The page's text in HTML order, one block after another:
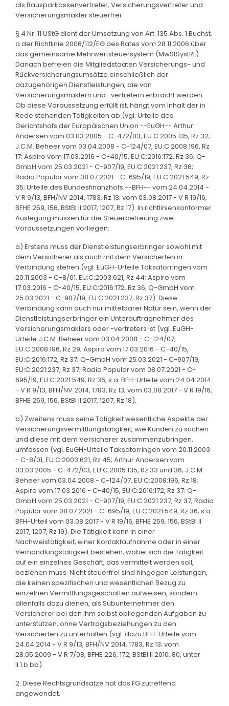
als Bausparkassenvertreter, Versicherungsvertreter und
Versicherungsmakler steuerfrei.
§ 4 Nr. 11 UStG dient der Umsetzung von Art. 135 Abs. 1 Buchst.
a der Richtlinie 2006/112/EG des Rates vom 28.11.2006 über
das gemeinsame Mehrwertsteuersystem (MwStSystRL).
Danach befreien die Mitgliedstaaten Versicherungs- und
Rückversicherungsumsätze einschließlich der
dazugehörigen Dienstleistungen, die von
Versicherungsmaklern und -vertretern erbracht werden.
Ob diese Voraussetzung erfüllt ist, hängt vom Inhalt der in
Rede stehenden Tätigkeiten ab (vgl. Urteile des
Gerichtshofs der Europäischen Union --EuGH-- Arthur
Andersen vom 03.03.2005 - C-472/03, EU:C:2005:135, Rz 32;
J.C.M. Beheer vom 03.04.2008 - C-124/07, EU:C:2008:196, Rz
17; Aspiro vom 17.03.2016 - C-40/15, EU:C:2016:172, Rz 36; Q-
GmbH vom 25.03.2021 - C-907/19, EU:C:2021:237, Rz 36;
Radio Popular vom 08.07.2021 - C-695/19, EU:C:2021:549, Rz
35; Urteile des Bundesfinanzhofs --BFH-- vom 24.04.2014 -
V R 9/13, BFH/NV 2014, 1783, Rz 13; vom 03.08.2017 - V R 19/16,
BFHE 259, 156, BStBl II 2017, 1207, Rz 17). In richtlinienkonformer
Auslegung müssen für die Steuerbefreiung zwei
Voraussetzungen vorliegen:
a) Erstens muss der Dienstleistungserbringer sowohl mit
dem Versicherer als auch mit dem Versicherten in
Verbindung stehen (vgl. EuGH-Urteile Taksatorringen vom
20.11.2003 - C-8/01, EU:C:2003:621, Rz 44; Aspiro vom
17.03.2016 - C-40/15, EU:C:2016:172, Rz 36; Q-GmbH vom
25.03.2021 - C-907/19, EU:C:2021:237, Rz 37). Diese
Verbindung kann auch nur mittelbarer Natur sein, wenn der
Dienstleistungserbringer ein Unterauftragnehmer des
Versicherungsmaklers oder -vertreters ist (vgl. EuGH-
Urteile J.C.M. Beheer vom 03.04.2008 - C-124/07,
EU:C:2008:196, Rz 29; Aspiro vom 17.03.2016 - C-40/15,
EU:C:2016:172, Rz 37; Q-GmbH vom 25.03.2021 - C-907/19,
EU:C:2021:237, Rz 37; Radio Popular vom 08.07.2021 - C-
695/19, EU:C:2021:549, Rz 36; s.a. BFH-Urteile vom 24.04.2014
- V R 9/13, BFH/NV 2014, 1783, Rz 13; vom 03.08.2017 - V R 19/16,
BFHE 259, 156, BStBl II 2017, 1207, Rz 18).
b) Zweitens muss seine Tätigkeit wesentliche Aspekte der
Versicherungsvermittlungstätigkeit, wie Kunden zu suchen
und diese mit dem Versicherer zusammenzubringen,
umfassen (vgl. EuGH-Urteile Taksatorringen vom 20.11.2003
- C-8/01, EU:C:2003:621, Rz 45; Arthur Andersen vom
03.03.2005 - C-472/03, EU:C:2005:135, Rz 33 und 36; J.C.M.
Beheer vom 03.04.2008 - C-124/07, EU:C:2008:196, Rz 18;
Aspiro vom 17.03.2016 - C-40/15, EU:C:2016:172, Rz 37; Q-
GmbH vom 25.03.2021 - C-907/19, EU:C:2021:237, Rz 37; Radio
Popular vom 08.07.2021 - C-695/19, EU:C:2021:549, Rz 36; s.a.
BFH-Urteil vom 03.08.2017 - V R 19/16, BFHE 259, 156, BStBl II
2017, 1207, Rz 19). Die Tätigkeit kann in einer
Nachweistätigkeit, einer Kontaktaufnahme oder in einer
Verhandlungstätigkeit bestehen, wobei sich die Tätigkeit
auf ein einzelnes Geschäft, das vermittelt werden soll,
beziehen muss. Nicht steuerfrei sind hingegen Leistungen,
die keinen spezifischen und wesentlichen Bezug zu
einzelnen Vermittlungsgeschäften aufweisen, sondern
allenfalls dazu dienen, als Subunternehmer den
Versicherer bei den ihm selbst obliegenden Aufgaben zu
unterstützen, ohne Vertragsbeziehungen zu den
Versicherten zu unterhalten (vgl. dazu BFH-Urteile vom
24.04.2014 - V R 9/13, BFH/NV 2014, 1783, Rz 13; vom
28.05.2009 - V R 7/08, BFHE 226, 172, BStBl II 2010, 80, unter
II.1.b bb).
2. Diese Rechtsgrundsätze hat das FG zutreffend
angewendet.